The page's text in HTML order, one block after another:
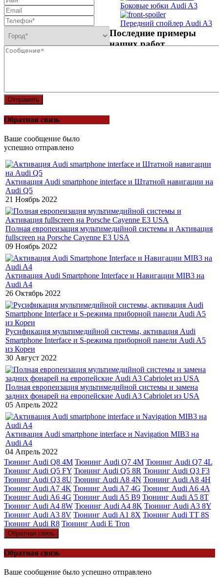
Отправить
Обратная связь
Ваше сообщение было
успешно отправлено
Боковые юбки Audi A3
Передний спойлер Audi A3
Последние примеры
наших работ
Активация Audi smartphone interface и Штатной навигации на
Audi Q5
21 Ноябрь 2022
Полная европеизация мультимедийной системы и Активация
fullscreen на Porsche Cayenne E3 USA
09 Ноябрь 2022
Активация Audi Smartphone Interface и Навигации MIB3 на
Audi A4
26 Октябрь 2022
Русификация мультимедийной системы, активация Audi
Smartphone Interface и S-режима приборной панели Audi A5
из Кореи
30 Август 2022
Полная европеизация мультимедийной системы и замена
задних фонарей на европейские Audi A3 Cabriolet из USA
05 Апрель 2022
Активация Audi smartphone interface и Navigation MIB3 на
Audi A4
04 Апрель 2022
Тюнинг Audi Q8 4M Тюнинг Audi Q7 4M Тюнинг Audi Q7 4L
Тюнинг Audi Q5 FY Тюнинг Audi Q5 8R Тюнинг Audi Q3 F3
Тюнинг Audi Q3 8U Тюнинг Audi A8 4N Тюнинг Audi A8 4H
Тюнинг Audi A7 4K Тюнинг Audi A7 4G Тюнинг Audi A6 4A
Тюнинг Audi A6 4G Тюнинг Audi A5 B9 Тюнинг Audi A5 8T
Тюнинг Audi A4 8W Тюнинг Audi A4 8K Тюнинг Audi A3 8Y
Тюнинг Audi A3 8V Тюнинг Audi A1 8X Тюнинг Audi TT 8S
Тюнинг Audi R8 Тюнинг Audi E Tron
Обратная связь
Обратная связь
Ваше сообщение было успешно отправлено